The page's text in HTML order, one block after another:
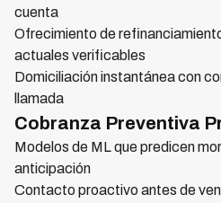
cuenta
Ofrecimiento de
actuales verificables
Domiciliación instantánea con
llamada
Cobranza Preventiva
Modelos de ML que predicen
anticipación
Contacto proactivo antes de